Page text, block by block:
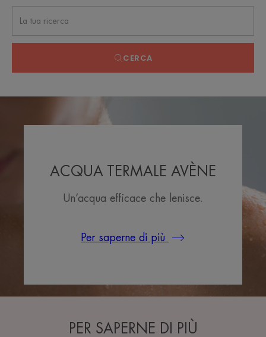
CERCA
ACQUA TERMALE AVÈNE
Un’acqua efficace che lenisce.
Per saperne di più
PER SAPERNE DI PIÙ